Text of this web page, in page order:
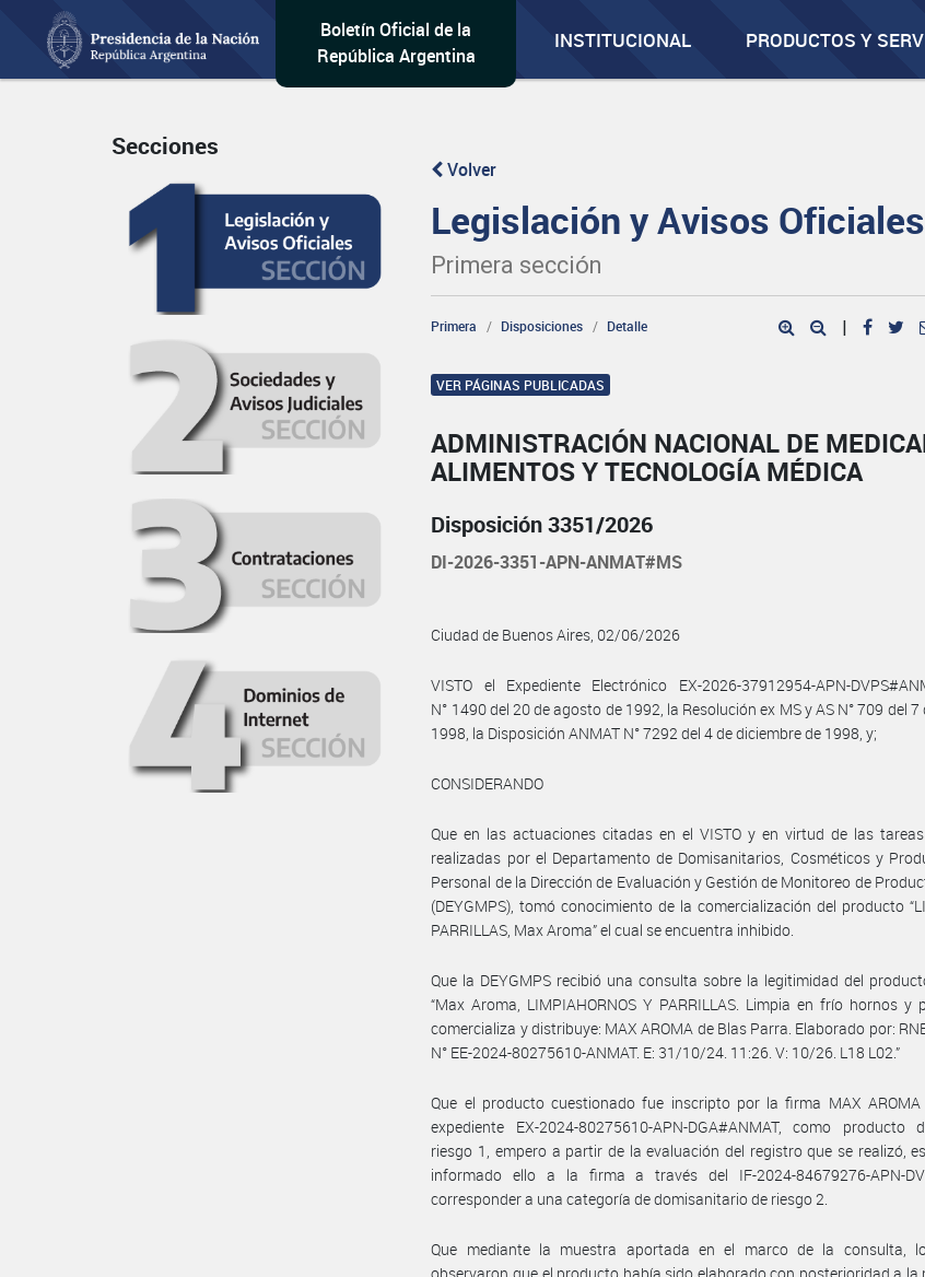
Boletín Oficial de la
República Argentina
INSTITUCIONAL PRODUCTOS Y
Secciones
Volver
Legislación y Avisos Oficiales
Primera sección
Primera Disposiciones Detalle |
VER PÁGINAS PUBLICADAS
ADMINISTRACIÓN NACIONAL DE
ALIMENTOS Y TECNOLOGÍA MÉDICA
Disposición 3351/2026
DI-2026-3351-APN-ANMAT#MS
Ciudad de Buenos Aires, 02/06/2026
VISTO el Expediente Electrónico EX-2026-37912954-APN-
N° 1490 del 20 de agosto de 1992, la Resolución ex MS y AS N° 709 del
1998, la Disposición ANMAT N° 7292 del 4 de diciembre de 1998, y;
CONSIDERANDO
Que en las actuaciones citadas en el VISTO y en virtud de las
realizadas por el Departamento de Domisanitarios, Cosméticos y
Personal de la Dirección de Evaluación y Gestión de Monitoreo de
(DEYGMPS), tomó conocimiento de la comercialización del producto
PARRILLAS, Max Aroma” el cual se encuentra inhibido.
Que la DEYGMPS recibió una consulta sobre la legitimidad del
“Max Aroma, LIMPIAHORNOS Y PARRILLAS. Limpia en frío hornos y
comercializa y distribuye: MAX AROMA de Blas Parra. Elaborado por:
N° EE-2024-80275610-ANMAT. E: 31/10/24. 11:26. V: 10/26. L18 L02.”
Que el producto cuestionado fue inscripto por la firma MAX AROMA
expediente EX-2024-80275610-APN-DGA#ANMAT, como producto
riesgo 1, empero a partir de la evaluación del registro que se realizó,
informado ello a la firma a través del IF-2024-84679276-APN-
corresponder a una categoría de domisanitario de riesgo 2.
Que mediante la muestra aportada en el marco de la consulta,